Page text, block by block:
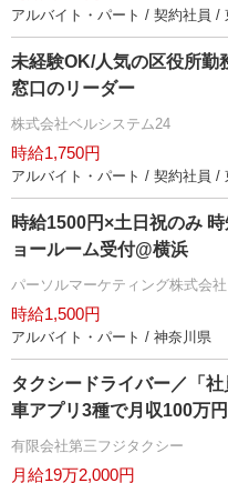
アルバイト・パート / 契約社員 /
未経験OK/人気の区役所勤
窓口のリーダー
株式会社ベルシステム24
時給1,750円
アルバイト・パート / 契約社員 /
時給1500円×土日祝のみ
ョールーム受付@横浜
パーソルマーケティング株式会社
時給1,500円
アルバイト・パート / 神奈川県
タクシードライバー／「
車アプリ3種で月収100万
有限会社第三フジタクシー
月給19万2,000円